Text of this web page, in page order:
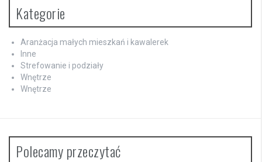
Kategorie
Aranżacja małych mieszkań i kawalerek
Inne
Strefowanie i podziały
Wnętrze
Wnętrze
Polecamy przeczytać